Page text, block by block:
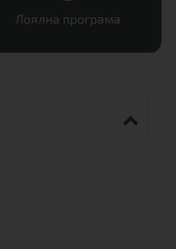
Лоялна програма